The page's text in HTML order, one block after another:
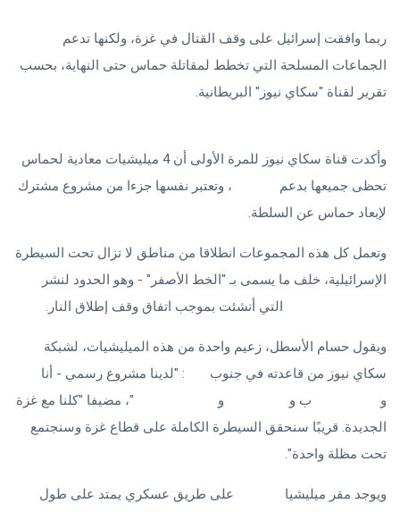
ربما وافقت إسرائيل على وقف القتال في غزة، ولكنها تدعم
الجماعات المسلحة التي تخطط لمقاتلة حماس حتى النهاية، بحسب
تقرير لقناة "سكاي نيوز" البريطانية.
وأكدت قناة سكاي نيوز للمرة الأولى أن 4 ميليشيات معادية لحماس
تحظى جميعها بدعم
، وتعتبر نفسها جزءا من مشروع مشترك
لإبعاد حماس عن السلطة.
وتعمل كل هذه المجموعات انطلاقا من مناطق لا تزال تحت السيطرة
الإسرائيلية، خلف ما يسمى بـ "الخط الأصفر" - وهو الحدود لنشر
التي أنشئت بموجب اتفاق وقف إطلاق النار.
ويقول حسام الأسطل، زعيم واحدة من هذه الميليشيات، لشبكة
سكاي نيوز من قاعدته في جنوب
: "لدينا مشروع رسمي - أنا
و
ب و و
"، مضيفا "كلنا مع غزة
الجديدة. قريبًا سنحقق السيطرة الكاملة على قطاع غزة وسنجتمع
تحت مظلة واحدة".
ويوجد مقر ميليشيا
على طريق عسكري يمتد على طول